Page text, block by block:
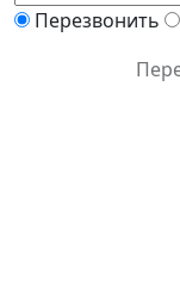
Перезвонить